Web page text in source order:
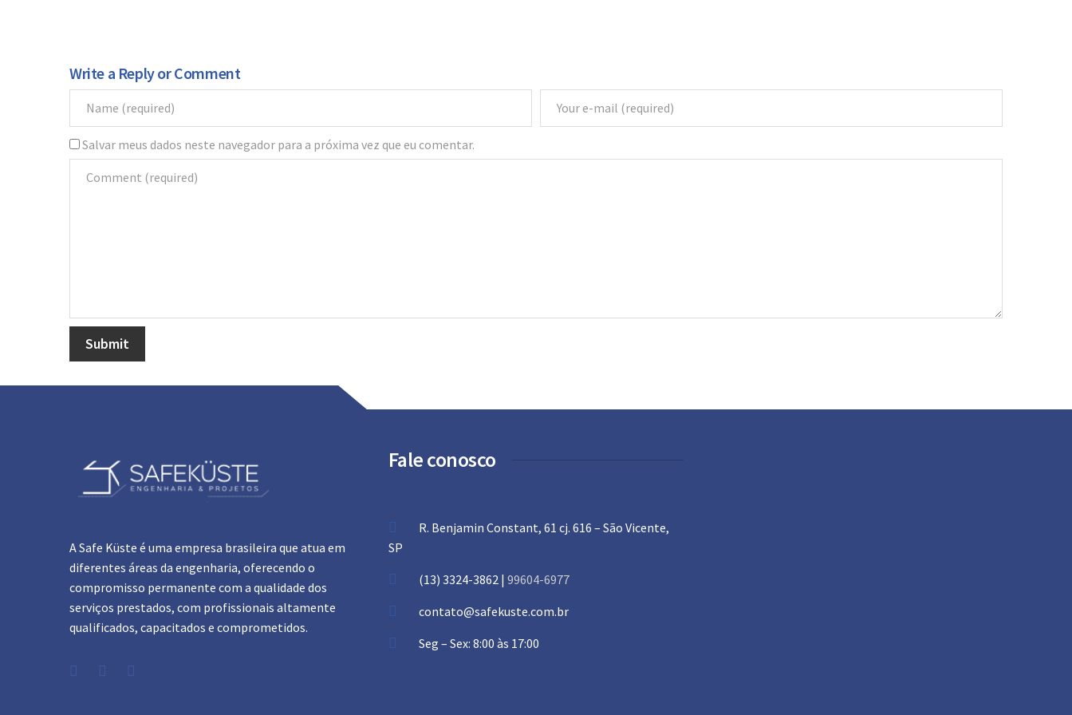
Write a Reply or Comment
Salvar meus dados neste navegador para a próxima vez que eu comentar.
A Safe Küste é uma empresa brasileira que atua em
diferentes áreas da engenharia, oferecendo o
compromisso permanente com a qualidade dos
serviços prestados, com profissionais altamente
qualificados, capacitados e comprometidos.
Fale conosco
R. Benjamin Constant, 61 cj. 616 – São Vicente,
SP
(13) 3324-3862 | 99604-6977
contato@safekuste.com.br
Seg – Sex: 8:00 às 17:00